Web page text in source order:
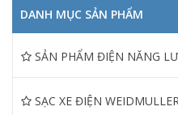
DANH MỤC SẢN PHẨM
SẢN PHẨM ĐIỆN NĂNG
SẠC XE ĐIỆN WEIDMULLER